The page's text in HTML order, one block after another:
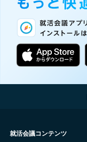
就活会議コンテンツ